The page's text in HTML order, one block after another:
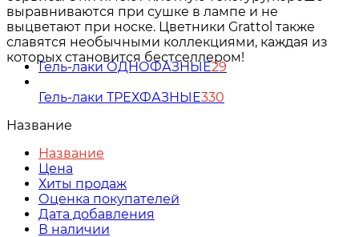
выравниваются при сушке в лампе и не
выцветают при носке. Цветники Grattol также
славятся необычными коллекциями, каждая из
которых становится бестселлером!
Гель-лаки ОДНОФАЗНЫЕ29
Гель-лаки ТРЕХФАЗНЫЕ330
Название
Название
Цена
Хиты продаж
Оценка покупателей
Дата добавления
В наличии